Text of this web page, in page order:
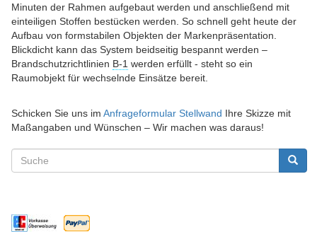
Minuten der Rahmen aufgebaut werden und anschließend mit
einteiligen Stoffen bestücken werden. So schnell geht heute der
Aufbau von formstabilen Objekten der Markenpräsentation.
Blickdicht kann das System beidseitig bespannt werden –
Brandschutzrichtlinien B-1 werden erfüllt - steht so ein
Raumobjekt für wechselnde Einsätze bereit.
Schicken Sie uns im Anfrageformular Stellwand Ihre Skizze mit
Maßangaben und Wünschen – Wir machen was daraus!
Suchformular